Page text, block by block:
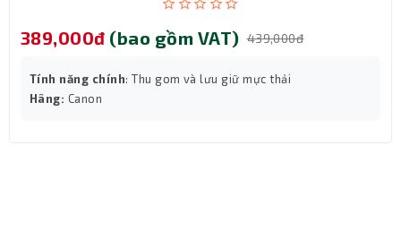
389,000đ (bao gồm VAT) 439,000đ
Tính năng chính: Thu gom và lưu giữ mực thải
Hãng: Canon